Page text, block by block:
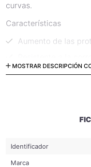
curvas.
Características
Aumento de las
polvo de alta
2 protecciones de
Material de fijación
MOSTRAR DESCRIPCIÓN
Identificador
Marca